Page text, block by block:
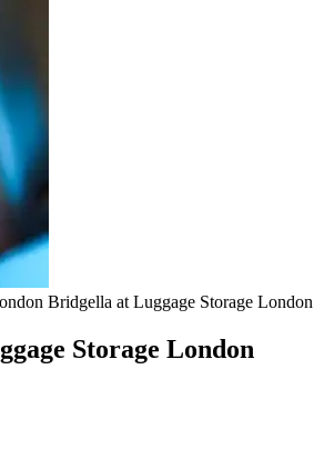
Bridgella at Luggage Storage London
Storage London